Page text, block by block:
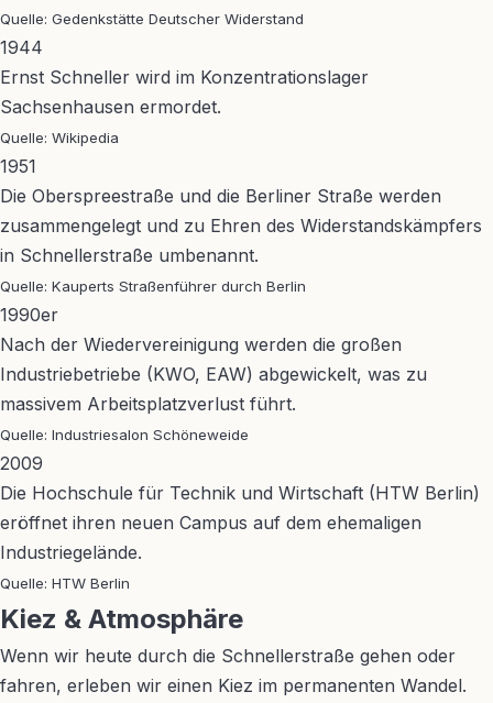
Quelle: Gedenkstätte Deutscher Widerstand
1944
Ernst Schneller wird im Konzentrationslager
Sachsenhausen ermordet.
Quelle: Wikipedia
1951
Die Oberspreestraße und die Berliner Straße werden
zusammengelegt und zu Ehren des Widerstandskämpfers
in Schnellerstraße umbenannt.
Quelle: Kauperts Straßenführer durch Berlin
1990er
Nach der Wiedervereinigung werden die großen
Industriebetriebe (KWO, EAW) abgewickelt, was zu
massivem Arbeitsplatzverlust führt.
Quelle: Industriesalon Schöneweide
2009
Die Hochschule für Technik und Wirtschaft (HTW Berlin)
eröffnet ihren neuen Campus auf dem ehemaligen
Industriegelände.
Quelle: HTW Berlin
Kiez & Atmosphäre
Wenn wir heute durch die Schnellerstraße gehen oder
fahren, erleben wir einen Kiez im permanenten Wandel.